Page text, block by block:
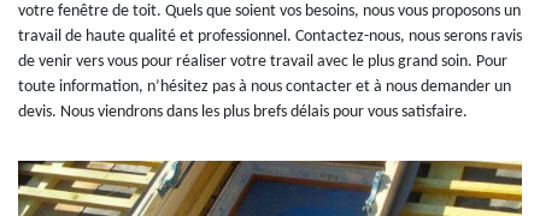
votre fenêtre de toit. Quels que soient vos besoins, nous vous proposons un
travail de haute qualité et professionnel. Contactez-nous, nous serons ravis
de venir vers vous pour réaliser votre travail avec le plus grand soin. Pour
toute information, n’hésitez pas à nous contacter et à nous demander un
devis. Nous viendrons dans les plus brefs délais pour vous satisfaire.